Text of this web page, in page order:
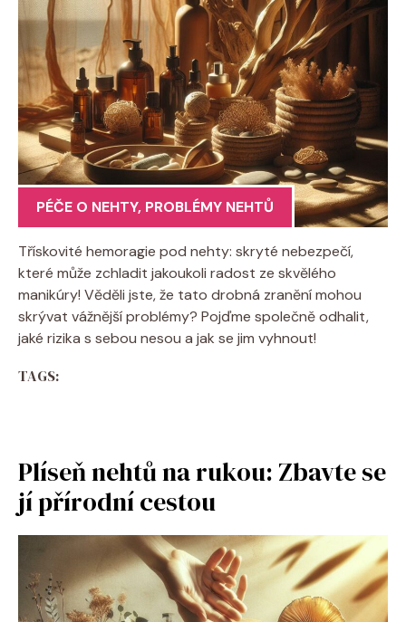
PÉČE O NEHTY, PROBLÉMY NEHTŮ
Třískovité hemoragie pod nehty: skryté nebezpečí,
které může zchladit jakoukoli radost ze skvělého
manikúry! Věděli jste, že tato drobná zranění mohou
skrývat vážnější problémy? Pojďme společně odhalit,
jaké rizika s sebou nesou a jak se jim vyhnout!
TAGS:
Plíseň nehtů na rukou: Zbavte se
jí přírodní cestou